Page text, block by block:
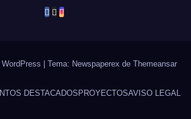
| Tema: Newspaperex de Themeansar
DESTACADOS PROYECTOSAVISO LEGAL